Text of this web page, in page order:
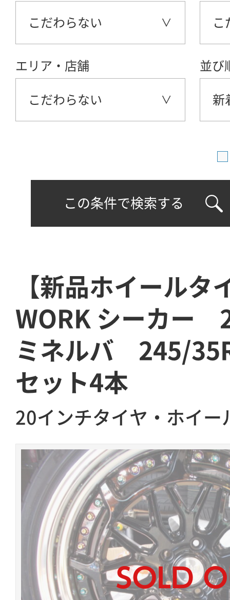
こだわらない こ
エリア・店舗
こだわらない
並び
新
この条件で検索する
【新品ホイールタ
WORK シーカ
ミネルバ 245/
セット4本
20インチタイヤ・ホイー